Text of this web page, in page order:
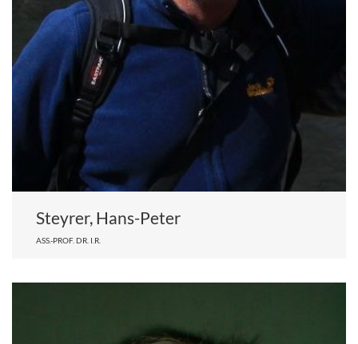
Steyrer, Hans-Peter
ASS.-PROF. DR. I.R.